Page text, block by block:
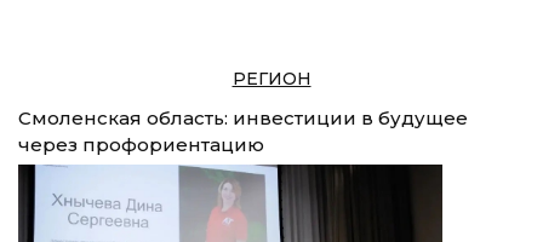
РЕГИОН
Смоленская область: инвестиции в будущее
через профориентацию